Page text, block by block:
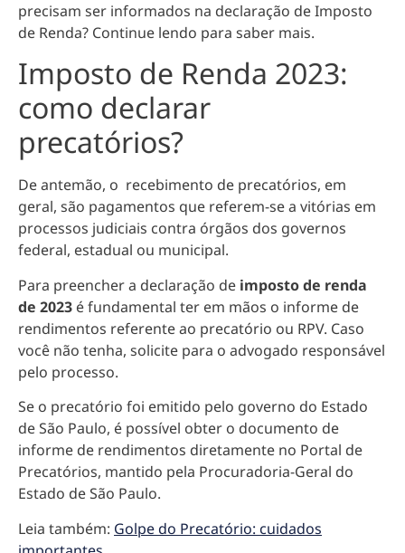
precisam ser informados na declaração de Imposto
de Renda? Continue lendo para saber mais.
Imposto de Renda 2023:
como declarar
precatórios?
De antemão, o recebimento de precatórios, em
geral, são pagamentos que referem-se a vitórias em
processos judiciais contra órgãos dos governos
federal, estadual ou municipal.
Para preencher a declaração de imposto de renda
de 2023 é fundamental ter em mãos o informe de
rendimentos referente ao precatório ou RPV. Caso
você não tenha, solicite para o advogado responsável
pelo processo.
Se o precatório foi emitido pelo governo do Estado
de São Paulo, é possível obter o documento de
informe de rendimentos diretamente no Portal de
Precatórios, mantido pela Procuradoria-Geral do
Estado de São Paulo.
Leia também: Golpe do Precatório: cuidados